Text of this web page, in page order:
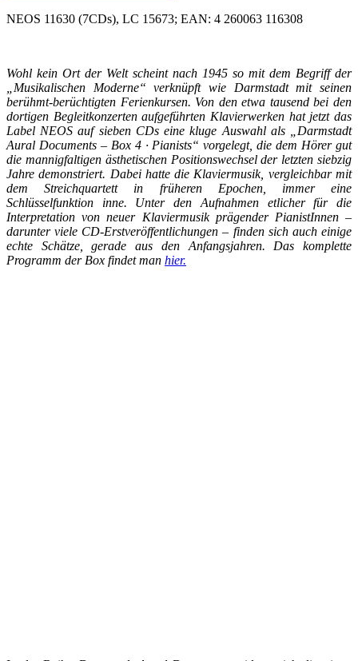
NEOS 11630 (7CDs), LC 15673; EAN: 4 260063 116308
Wohl kein Ort der Welt scheint nach 1945 so mit dem Begriff der
„Musikalischen Moderne“ verknüpft wie Darmstadt mit seinen
berühmt-berüchtigten Ferienkursen. Von den etwa tausend bei den
dortigen Begleitkonzerten aufgeführten Klavierwerken hat jetzt das
Label NEOS auf sieben CDs eine kluge Auswahl als „Darmstadt
Aural Documents – Box 4 · Pianists“ vorgelegt, die dem Hörer gut
die mannigfaltigen ästhetischen Positionswechsel der letzten siebzig
Jahre demonstriert. Dabei hatte die Klaviermusik, vergleichbar mit
dem Streichquartett in früheren Epochen, immer eine
Schlüsselfunktion inne. Unter den Aufnahmen etlicher für die
Interpretation von neuer Klaviermusik prägender PianistInnen –
darunter viele CD-Erstveröffentlichungen – finden sich auch einige
echte Schätze, gerade aus den Anfangsjahren. Das komplette
Programm der Box findet man hier.